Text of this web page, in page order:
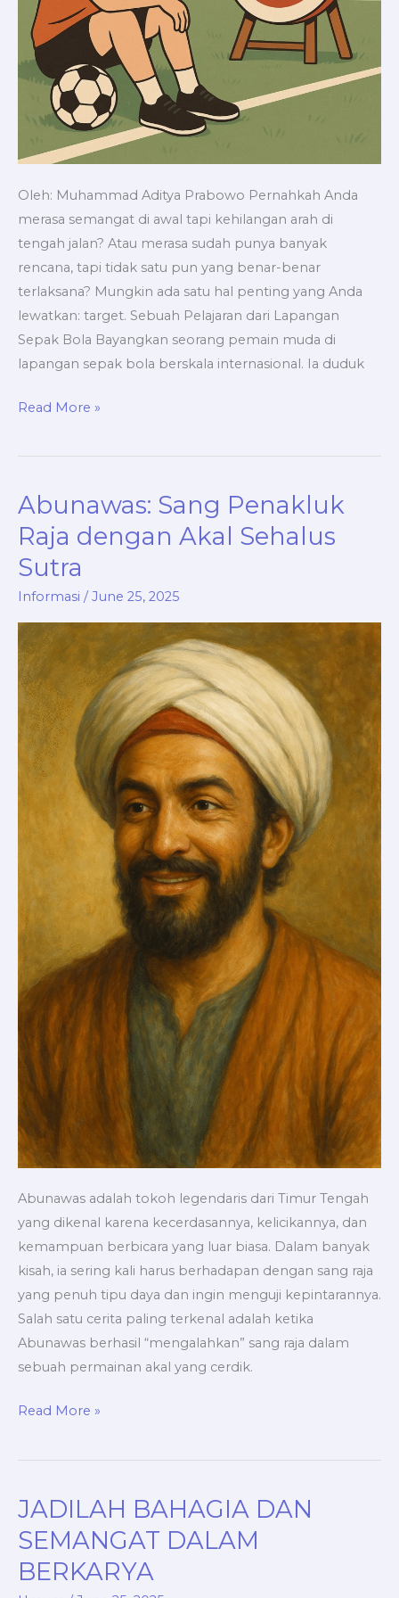
Oleh: Muhammad Aditya Prabowo Pernahkah Anda
merasa semangat di awal tapi kehilangan arah di
tengah jalan? Atau merasa sudah punya banyak
rencana, tapi tidak satu pun yang benar-benar
terlaksana? Mungkin ada satu hal penting yang Anda
lewatkan: target. Sebuah Pelajaran dari Lapangan
Sepak Bola Bayangkan seorang pemain muda di
lapangan sepak bola berskala internasional. Ia duduk
Read More »
Abunawas: Sang Penakluk
Raja dengan Akal Sehalus
Sutra
Informasi / June 25, 2025
Abunawas adalah tokoh legendaris dari Timur Tengah
yang dikenal karena kecerdasannya, kelicikannya, dan
kemampuan berbicara yang luar biasa. Dalam banyak
kisah, ia sering kali harus berhadapan dengan sang raja
yang penuh tipu daya dan ingin menguji kepintarannya.
Salah satu cerita paling terkenal adalah ketika
Abunawas berhasil “mengalahkan” sang raja dalam
sebuah permainan akal yang cerdik.
Abunawas:
Sang
Penakluk
Raja
dengan
Akal
Sehalus
Sutra
Read More »
JADILAH BAHAGIA DAN
SEMANGAT DALAM
BERKARYA
JADILAH
BAHAGIA
DAN
SEMANGAT